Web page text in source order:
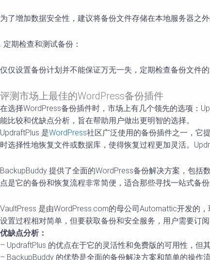
为了增加数据安全性，建议将备份文件存储在本地服务器之
. 定期检查和测试备份：
仅仅设置备份计划并不能保证万无一失，定期检查备份文件
评测市场上最佳的WordPress备份插件
在选择WordPress备份插件时，市场上有几个领先的选项：
能比较和优缺点分析，旨在帮助用户做出更明智的选择。
UpdraftPlus 是WordPress社区广泛使用的备份插件之一，它
时选择性地恢复文件或数据库，使得恢复过程更加灵活。
BackupBuddy 提供了全面的WordPress备份解决方案，包
点是它的备份和恢复流程非常简便，适合那些寻找一站式备
VaultPress 是由WordPress.com的母公司Automattic开发的
设置过程相对简单，但要获取备份和安全服务，用户需要订
优缺点分析：
– UpdraftPlus 的优点在于它的灵活性和免费版的可用性，但
– BackupBuddy 的优势是全面的备份解决方案和简单的操作